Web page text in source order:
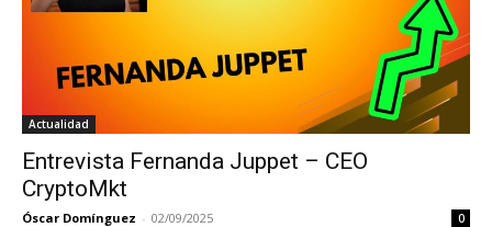
Actualidad
Entrevista Fernanda Juppet – CEO
CryptoMkt
Óscar Domínguez - 02/09/2025 0